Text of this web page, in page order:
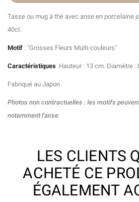
Tasse ou mug à thé avec anse en porcelaine
40cl.
Motif : "Grosses Fleurs Multi-couleurs"
Caractéristiques Hauteur : 13 cm. Diamètre :
Fabriqué au Japon
Photos non contractuelles : les motifs
notamment l'anse
LES CLIENTS
ACHETÉ CE
ÉGALEMENT